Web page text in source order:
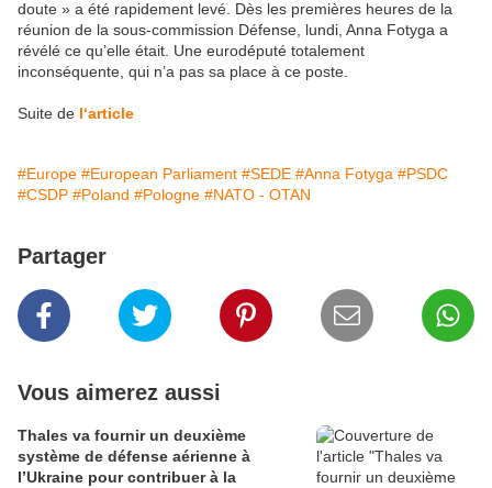
doute » a été rapidement levé. Dès les premières heures de la
réunion de la sous-commission Défense, lundi, Anna Fotyga a
révélé ce qu’elle était. Une eurodéputé totalement
inconséquente, qui n’a pas sa place à ce poste.
Suite de l‘article
#Europe #European Parliament #SEDE #Anna Fotyga #PSDC
#CSDP #Poland #Pologne #NATO - OTAN
Partager
Vous aimerez aussi
Thales va fournir un deuxième
système de défense aérienne à
l’Ukraine pour contribuer à la